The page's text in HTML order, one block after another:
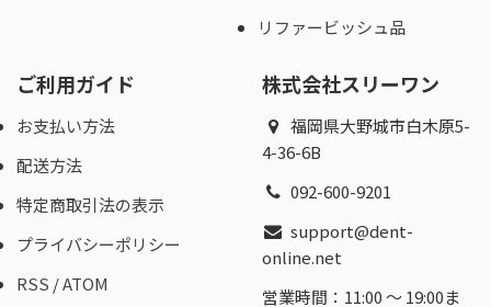
リファービッシュ品
ご利用ガイド
お支払い方法
配送方法
特定商取引法の表示
プライバシーポリシー
RSS /ATOM
株式会社スリーワン
福岡県大野城市白木原5-
4-36-6B
092-600-9201
support@dent-
online.net
営業時間：11:00 〜 19:00ま